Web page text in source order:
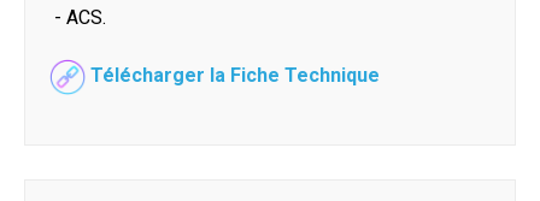
- ACS.
Télécharger la Fiche Technique